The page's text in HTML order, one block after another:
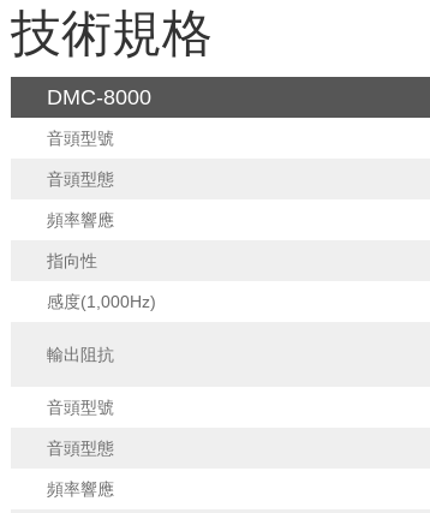
技術規格
DMC-8000
音頭型號
音頭型態
頻率響應
指向性
感度(1,000Hz)
輸出阻抗
音頭型號
音頭型態
頻率響應